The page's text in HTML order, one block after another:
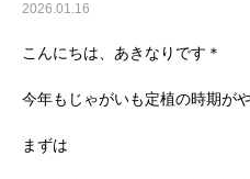
2026.01.16
こんにちは、あきなりです＊
今年もじゃがいも定植の時期が
まずは